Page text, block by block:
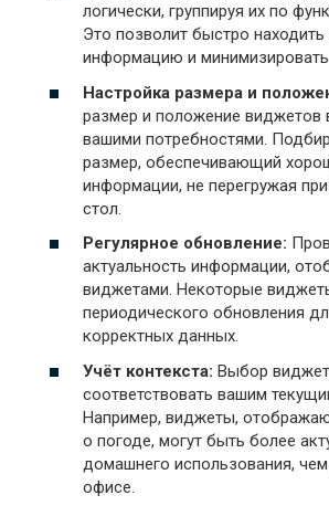
логически, группируя их по
Это позволит быстро
информацию и
Настройка размера и
размер и положение виджетов
вашими потребностями.
размер, обеспечивающий
информации, не перегружая
стол.
Регулярное обновление:
актуальность информации,
виджетами. Некоторые
периодического обновления
корректных данных.
Учёт контекста: Выбор
соответствовать вашим
Например, виджеты,
о погоде, могут быть более
домашнего использования,
офисе.